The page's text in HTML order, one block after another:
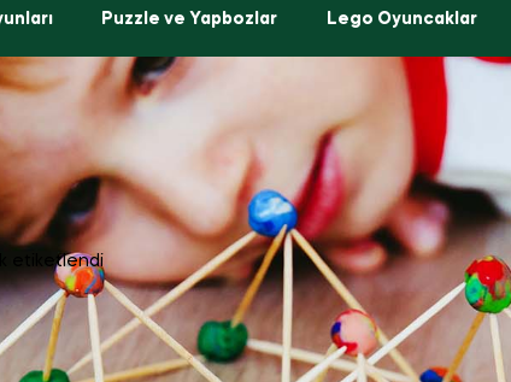
Puzzle ve Yapbozlar Lego Oyuncaklar
etiketlendi